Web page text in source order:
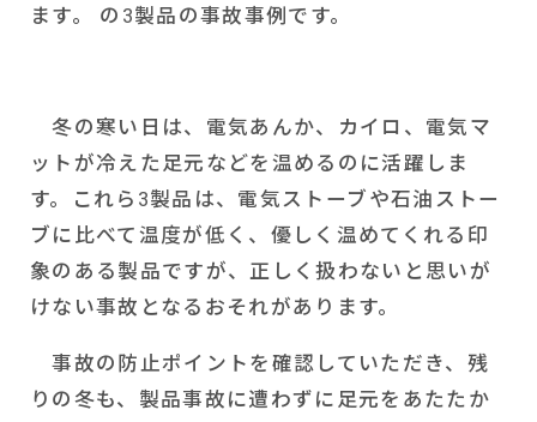
ます。 の 3製品の事故事例です。
冬の寒い日は、電気あんか、カイロ、電気マ
ットが冷えた足元などを温めるのに活躍しま
す。これら 3製品は、電気ストーブや石油ストー
ブに比べて温度が低く、優しく温めてくれる印
象のある製品ですが、正しく扱わないと思いが
けない事故となるおそれがあります。
事故の防止ポイントを確認していただき、残
りの冬も、製品事故に遭わずに足元をあたたか